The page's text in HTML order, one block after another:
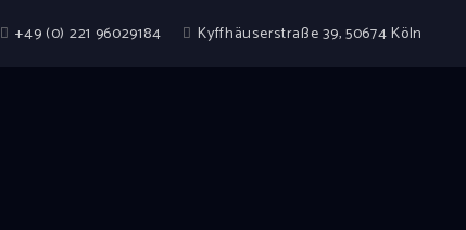
+49 (0) 221 96029184 Kyffhäuserstraße 39, 50674 Köln